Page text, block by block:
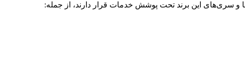
و سری‌های این برند تحت پوشش خدمات قرار دارند، از جمله: